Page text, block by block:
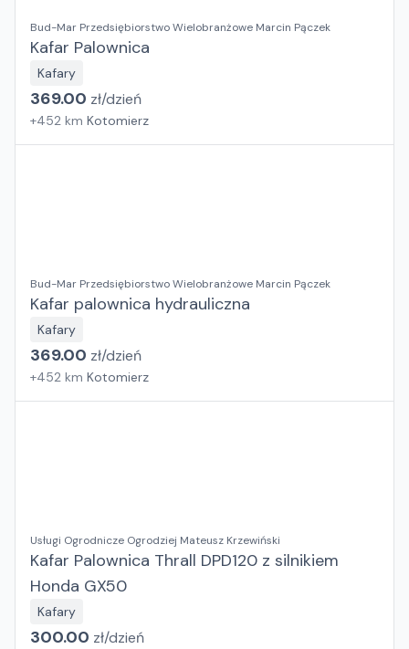
Bud-Mar Przedsiębiorstwo Wielobranżowe Marcin Pączek
Kafar Palownica
Kafary
369.00 zł/dzień
+452 km Kotomierz
Bud-Mar Przedsiębiorstwo Wielobranżowe Marcin Pączek
Kafar palownica hydrauliczna
Kafary
369.00 zł/dzień
+452 km Kotomierz
Usługi Ogrodnicze Ogrodziej Mateusz Krzewiński
Kafar Palownica Thrall DPD120 z silnikiem
Honda GX50
Kafary
300.00 zł/dzień